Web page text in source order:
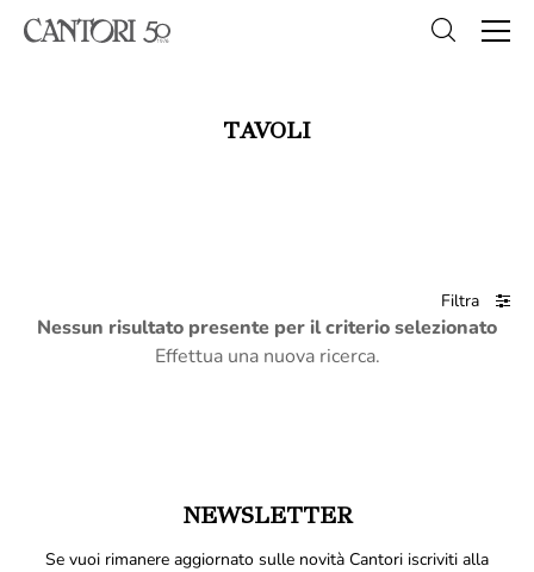
TAVOLI
Filtra
Nessun risultato presente per il criterio selezionato
Effettua una nuova ricerca.
NEWSLETTER
Se vuoi rimanere aggiornato sulle novità Cantori iscriviti alla